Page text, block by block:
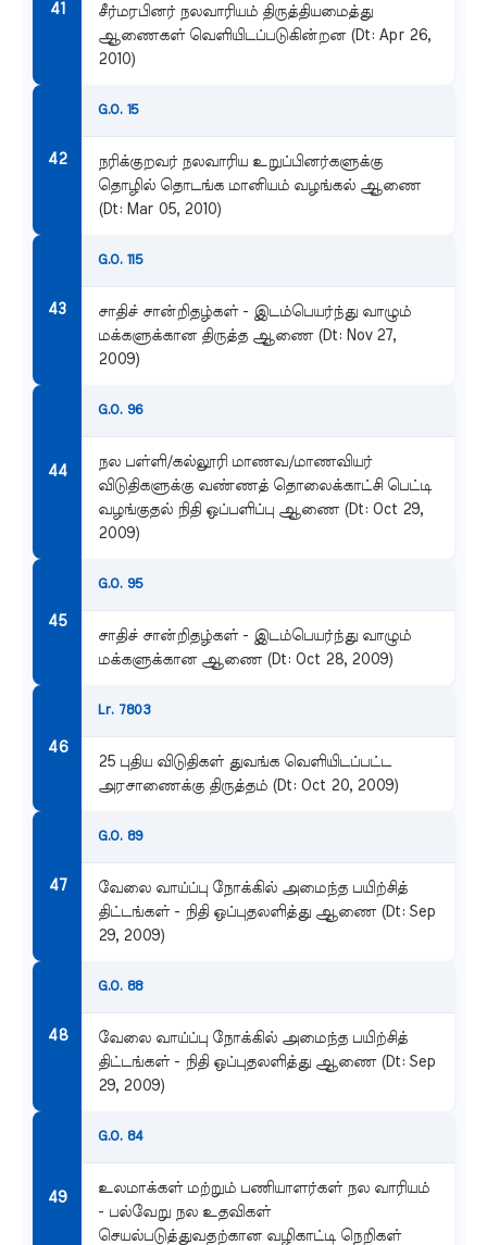
சீர்மரபினர் நலவாரியம் திருத்தியமைத்து
ஆணைகள் வெளியிடப்படுகின்றன (Dt: Apr 26,
2010)
G.O. 15
நரிக்குறவர் நலவாரிய உறுப்பினர்களுக்கு
தொழில் தொடங்க மானியம் வழங்கல் ஆணை
(Dt: Mar 05, 2010)
G.O. 115
சாதிச் சான்றிதழ்கள் - இடம்பெயர்ந்து வாழும்
மக்களுக்கான திருத்த ஆணை (Dt: Nov 27,
2009)
G.O. 96
நல பள்ளி/கல்லூரி மாணவ/மாணவியர்
விடுதிகளுக்கு வண்ணத் தொலைக்காட்சி பெட்டி
வழங்குதல் நிதி ஒப்பளிப்பு ஆணை (Dt: Oct 29,
2009)
G.O. 95
சாதிச் சான்றிதழ்கள் - இடம்பெயர்ந்து வாழும்
மக்களுக்கான ஆணை (Dt: Oct 28, 2009)
Lr. 7803
25 புதிய விடுதிகள் துவங்க வெளியிடப்பட்ட
அரசாணைக்கு திருத்தம் (Dt: Oct 20, 2009)
G.O. 89
வேலை வாய்ப்பு நோக்கில் அமைந்த பயிற்சித்
திட்டங்கள் - நிதி ஒப்புதலளித்து ஆணை (Dt: Sep
29, 2009)
G.O. 88
வேலை வாய்ப்பு நோக்கில் அமைந்த பயிற்சித்
திட்டங்கள் - நிதி ஒப்புதலளித்து ஆணை (Dt: Sep
29, 2009)
G.O. 84
உலமாக்கள் மற்றும் பணியாளர்கள் நல வாரியம்
- பல்வேறு நல உதவிகள்
செயல்படுத்துவதற்கான வழிகாட்டி நெறிகள்